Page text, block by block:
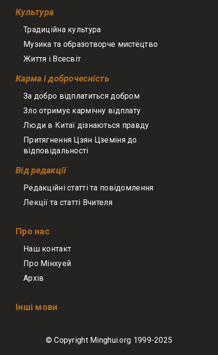
Культура
Традиційна культура
Музика та образотворче мистецтво
Життя і Всесвіт
Карма і доброчесність
За добро відплатиться добром
Зло отримує кармічну відплату
Люди в Китаї дізнаються правду
Притягнення Цзян Цземіня до
відповідальності
Від редакції
Редакційні статті та повідомлення
Лекції та статті Вчителя
Про нас
Наш контакт
Про Мінхуей
Архів
Інші мови
© Copyright Minghui.org 1999-2025